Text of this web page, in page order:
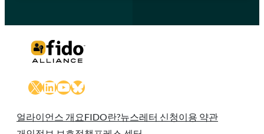
X LinkedIn
YouTube
Bluesky
얼라이언스 개요FIDO란?뉴스레터 신청이용 약관